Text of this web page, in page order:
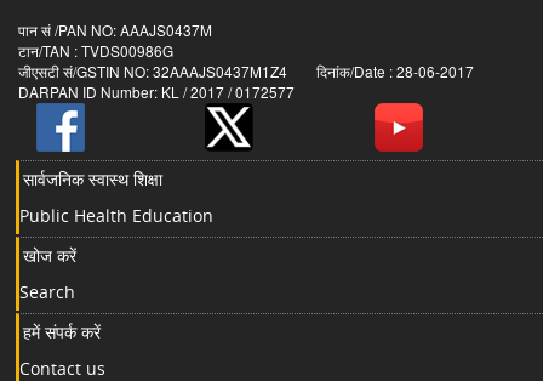
पान सं /PAN NO: AAAJS0437M
टान/TAN : TVDS00986G
जीएसटी सं/GSTIN NO: 32AAAJS0437M1Z4 दिनांक/Date : 28-06-2017
DARPAN ID Number: KL / 2017 / 0172577
सार्वजनिक स्वास्थ शिक्षा
Public Health Education
खोज करें
Search
हमें संपर्क करें
Contact us